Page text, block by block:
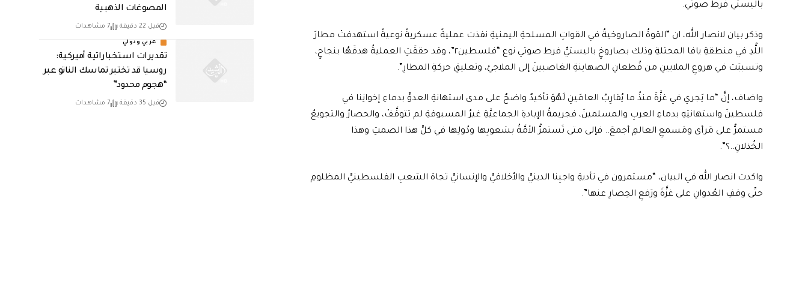
باليستي فرط صوتي.
وذكر بيان لانصار الله، ان “القوةُ الصاروخيةُ في القواتِ المسلحةِ اليمنيةِ نفذت عمليةً عسكريةً نوعيةً استهدفتْ مطارَ
اللُّدِ في منطقةِ يافا المحتلةِ وذلك بصاروخٍ باليستيٍّ فرط صوتي نوع “فلسطين٢”، وقد حققَتِ العمليةُ هدفَهُا بنجاحٍ،
وتسببَت في هروعِ الملايينِ من قُطعانِ الصهاينةِ الغاصبينَ إلى الملاجئِ، وتعليقِ حركةِ المطارِ”.
واضاف، إنَّ “ما يَجري في غزَّةَ منذُ ما يُقارِبُ العامَينِ لَهُوَ تأكيدٌ واضحٌ على مدى استهانةِ العدوِّ بدماءِ إخوانِنا في
فلسطينَ واستهانتِهِ بدماءِ العربِ والمسلمينَ، فجريمةُ الإبادةِ الجماعيَّةِ غيرُ المسبوقةِ لم تتوقَّفْ، والحصارُ والتجويعُ
مستمرٌّ على مَرأى ومَسمعِ العالمِ أجمعَ.. فإلى متى تَستمرُّ الأمَّةُ بشعوبِها ودُولِها في كلِّ هذا الصمتِ وهذا
الخُذلانِ..؟”.
واكدت انصار الله في البيان، “مستمرون في تأديةِ واجبِنا الدينيِّ والأخلاقيِّ والإنسانيِّ تجاهَ الشعبِ الفلسطينيِّ المظلومِ
حتّى وقفِ العُدوانِ على غزَّةَ ورَفعِ الحِصارِ عنها”.
المصوغات الذهبية
قبل 22 دقيقة 7 مشاهدات
عربي ودولي
تقديرات استخباراتية أميركية:
روسيا قد تختبر تماسك الناتو عبر
“هجوم محدود”
قبل 35 دقيقة 7 مشاهدات